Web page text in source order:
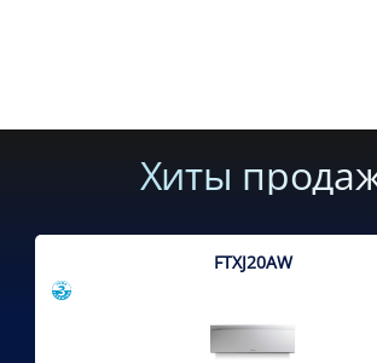
Хиты
FTXJ20AW